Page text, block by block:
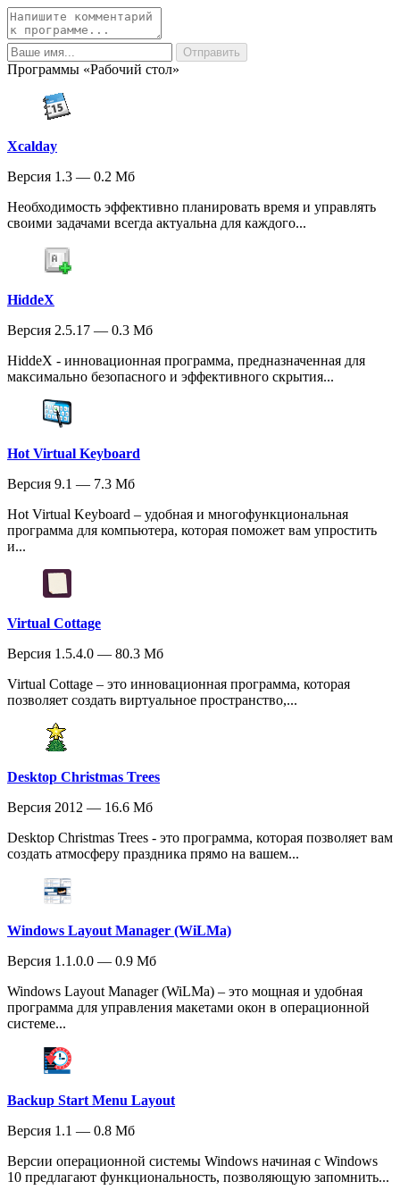
Программы «Рабочий стол»
Xcalday
Версия 1.3 — 0.2 Мб
Необходимость эффективно планировать время и управлять
своими задачами всегда актуальна для каждого...
HiddeX
Версия 2.5.17 — 0.3 Мб
HiddeX - инновационная программа, предназначенная для
максимально безопасного и эффективного скрытия...
Hot Virtual Keyboard
Версия 9.1 — 7.3 Мб
Hot Virtual Keyboard – удобная и многофункциональная
программа для компьютера, которая поможет вам упростить
и...
Virtual Cottage
Версия 1.5.4.0 — 80.3 Мб
Virtual Cottage – это инновационная программа, которая
позволяет создать виртуальное пространство,...
Desktop Christmas Trees
Версия 2012 — 16.6 Мб
Desktop Christmas Trees - это программа, которая позволяет вам
создать атмосферу праздника прямо на вашем...
Windows Layout Manager (WiLMa)
Версия 1.1.0.0 — 0.9 Мб
Windows Layout Manager (WiLMa) – это мощная и удобная
программа для управления макетами окон в операционной
системе...
Backup Start Menu Layout
Версия 1.1 — 0.8 Мб
Версии операционной системы Windows начиная с Windows
10 предлагают функциональность, позволяющую запомнить...